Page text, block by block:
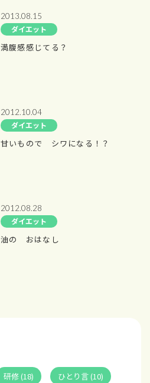
2013.08.15
ダイエット
満腹感感じてる？
2012.10.04
ダイエット
甘いもので シワになる！？
2012.08.28
ダイエット
油の おはなし
研修 (18) ひとり言 (10)